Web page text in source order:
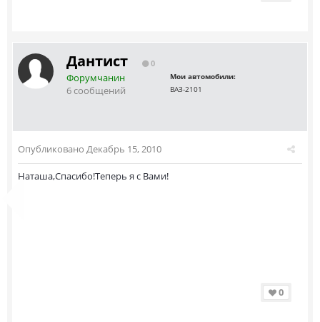
Дантист 0
Форумчанин
6 сообщений
Мои автомобили:
ВАЗ-2101
Опубликовано Декабрь 15, 2010
Наташа,Спасибо!Теперь я с Вами!
0